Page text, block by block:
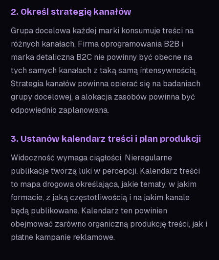
2. Określ strategię kanałów
Grupa docelowa każdej marki konsumuje treści na
różnych kanałach. Firma oprogramowania B2B i
marka detaliczna B2C nie powinny być obecne na
tych samych kanałach z taką samą intensywnością.
Strategia kanałów powinna opierać się na badaniach
grupy docelowej, a alokacja zasobów powinna być
odpowiednio zaplanowana.
3. Ustanów kalendarz treści i plan produkcji
Widoczność wymaga ciągłości. Nieregularne
publikacje tworzą luki w percepcji. Kalendarz treści
to mapa drogowa określająca, jakie tematy, w jakim
formacie, z jaką częstotliwością i na jakim kanale
będą publikowane. Kalendarz ten powinien
obejmować zarówno organiczną produkcję treści, jak i
płatne kampanie reklamowe.